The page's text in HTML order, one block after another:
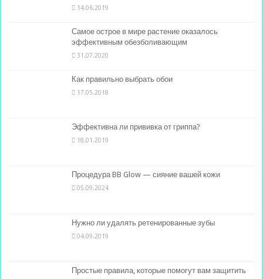
14.06.2019
Самое острое в мире растение оказалось
эффективным обезболивающим
31.07.2020
Как правильно выбрать обои
17.05.2018
Эффективна ли прививка от гриппа?
18.01.2019
Процедура BB Glow — сияние вашей кожи
05.09.2024
Нужно ли удалять ретенированные зубы
04.09.2019
Простые правила, которые помогут вам защитить